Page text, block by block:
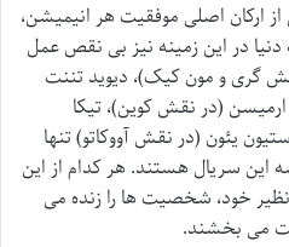
ارکان اصلی موفقیت هر انیمیشن،
در این زمینه نیز بی نقص عمل
گری و مون کیک)، دیوید تننت
(در نقش کوین)، تیکا
یئون (در نقش آووکاتو) تنها
این سریال هستند. هر کدام از این
خود، شخصیت ها را زنده می
می بخشند.